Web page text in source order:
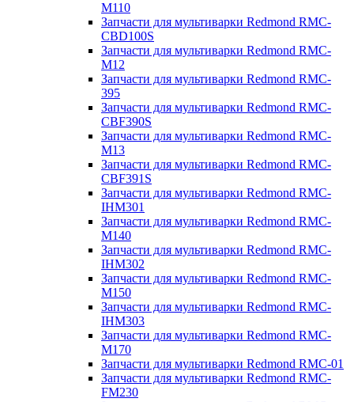
M110
Запчасти для мультиварки Redmond RMC-
CBD100S
Запчасти для мультиварки Redmond RMC-
M12
Запчасти для мультиварки Redmond RMC-
395
Запчасти для мультиварки Redmond RMC-
CBF390S
Запчасти для мультиварки Redmond RMC-
M13
Запчасти для мультиварки Redmond RMC-
CBF391S
Запчасти для мультиварки Redmond RMC-
IHM301
Запчасти для мультиварки Redmond RMC-
M140
Запчасти для мультиварки Redmond RMC-
IHM302
Запчасти для мультиварки Redmond RMC-
M150
Запчасти для мультиварки Redmond RMC-
IHM303
Запчасти для мультиварки Redmond RMC-
M170
Запчасти для мультиварки Redmond RMC-01
Запчасти для мультиварки Redmond RMC-
FM230